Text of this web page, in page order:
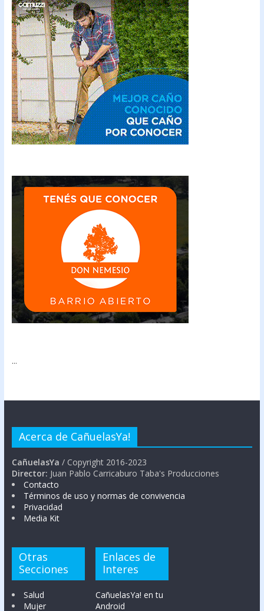
...
Acerca de CañuelasYa!
CañuelasYa / Copyright 2016-2023
Director: Juan Pablo Carricaburo Taba's Producciones
Contacto
Términos de uso y normas de convivencia
Privacidad
Media Kit
Otras
Secciones
Salud
Mujer
Enlaces de
Interes
CañuelasYa! en tu
Android